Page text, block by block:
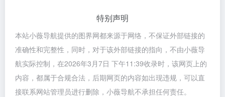
特别声明
本站小薇导航提供的图界网都来源于网络，不保证外部链接的
准确性和完整性，同时，对于该外部链接的指向，不由小薇导
航实际控制，在2026年3月7日 下午11:39收录时，该网页上的
内容，都属于合规合法，后期网页的内容如出现违规，可以直
接联系网站管理员进行删除，小薇导航不承担任何责任。